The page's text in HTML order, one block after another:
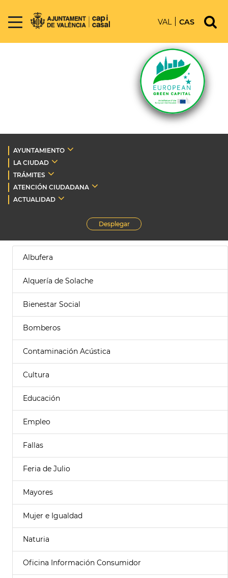
VAL CAS
AYUNTAMIENTO
LA CIUDAD
TRÁMITES
ATENCIÓN CIUDADANA
ACTUALIDAD
Desplegar
Albufera
Alquería de Solache
Bienestar Social
Bomberos
Contaminación Acústica
Cultura
Educación
Empleo
Fallas
Feria de Julio
Mayores
Mujer e Igualdad
Naturia
Oficina Información Consumidor